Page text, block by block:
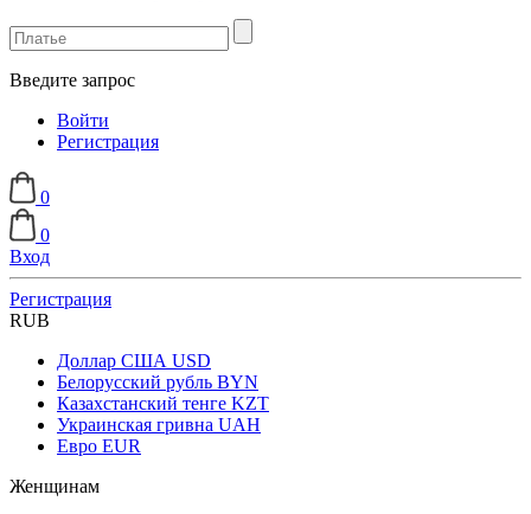
Введите запрос
Войти
Регистрация
0
0
Вход
Регистрация
RUB
Доллар США USD
Белорусский рубль BYN
Казахстанский тенге KZT
Украинская гривна UAH
Евро EUR
Женщинам